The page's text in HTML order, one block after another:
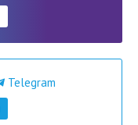
Telegram